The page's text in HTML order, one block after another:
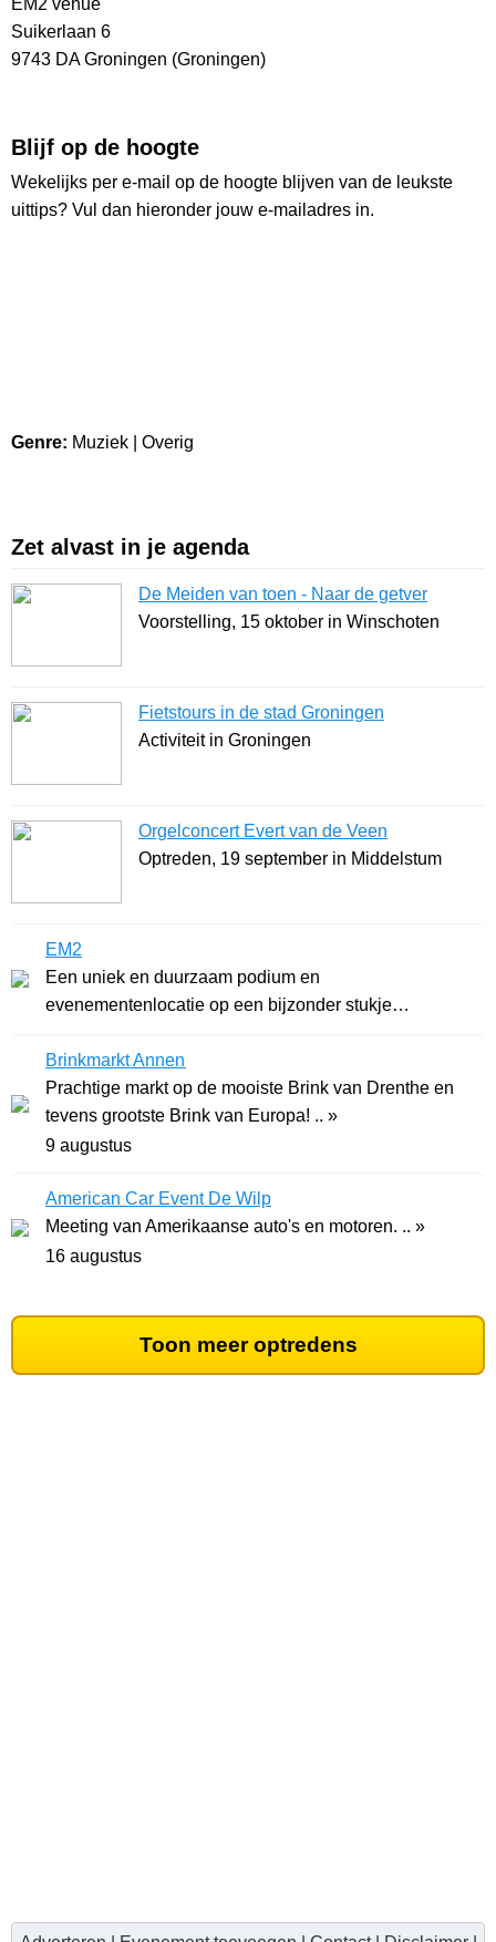
EM2 venue
Suikerlaan 6
9743 DA Groningen (Groningen)
Blijf op de hoogte
Wekelijks per e-mail op de hoogte blijven van de leukste
uittips? Vul dan hieronder jouw e-mailadres in.
Genre: Muziek | Overig
Zet alvast in je agenda
De Meiden van toen - Naar de getver
Voorstelling, 15 oktober in Winschoten
Fietstours in de stad Groningen
Activiteit in Groningen
Orgelconcert Evert van de Veen
Optreden, 19 september in Middelstum
EM2
Een uniek en duurzaam podium en
evenementenlocatie op een bijzonder stukje
Brinkmarkt Annen
Prachtige markt op de mooiste Brink van Drenthe en
tevens grootste Brink van Europa! .. »
9 augustus
American Car Event De Wilp
Meeting van Amerikaanse auto's en motoren. .. »
16 augustus
Toon meer optredens